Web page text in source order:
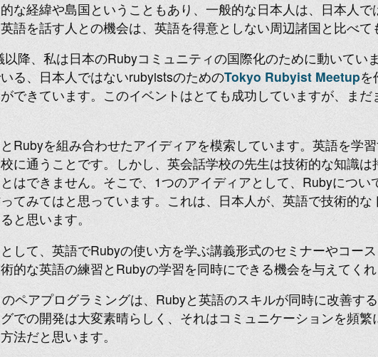
な経緯や島国ということもあり、一般的な日本人は、日本人
語を話す人との機会は、英語を得意としない周辺諸国と比べ
以降、私は日本のRubyコミュニティの国際化のために動いてい
る、日本人ではないrubyistsのためのTokyo Rubyist Meetupを
できています。このイベントはとても成功していますが、ま
Rubyを組み合わせたアイディアを模索しています。英語を学
に通うことです。しかし、英会話学校の先生は技術的な知識
はできません。そこで、1つのアイディアとして、Rubyについ
てみてはと思っています。これは、日本人が、英語で技術的
と思います。
して、英語でRubyの使い方を学ぶ講義形式のセミナーやコー
的な英語の練習とRubyの学習を同時にできる機会を与えてく
ペアプログラミングは、Rubyと英語のスキルが同時に改善す
での開発は大変素晴らしく、それはコミュニケーションを頻
法だと思います。